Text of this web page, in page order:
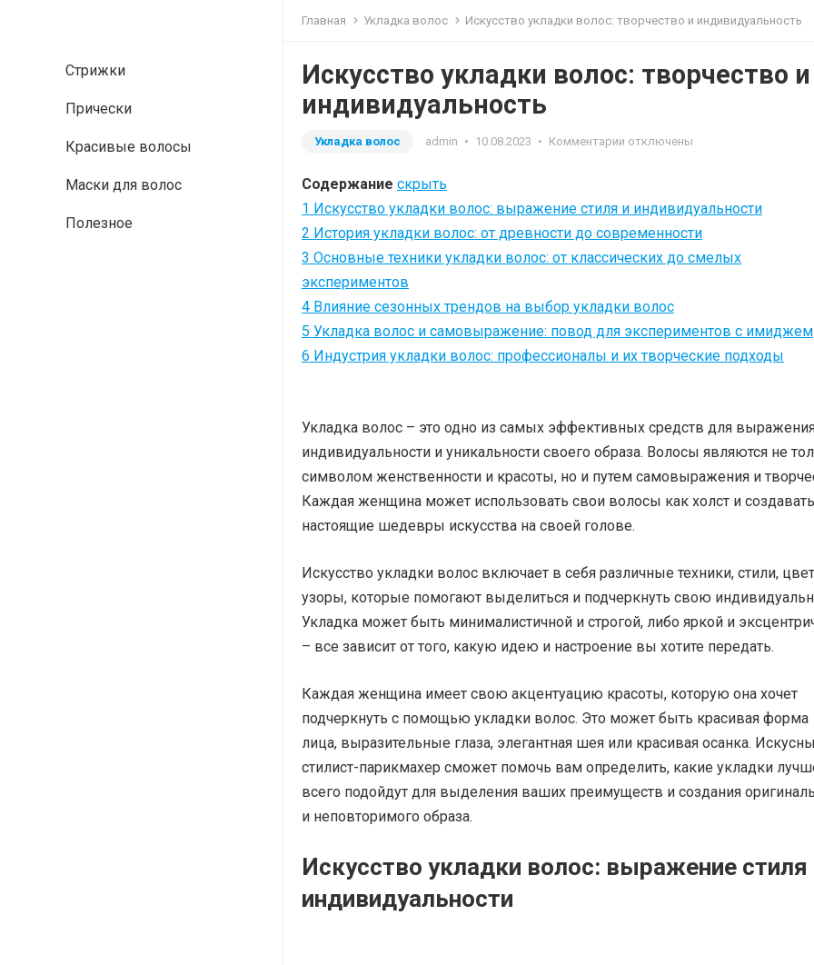
Стрижки
Прически
Красивые волосы
Маски для волос
Полезное
Главная Укладка волос Искусство укладки волос: творчество и индивидуальность
Искусство укладки волос: творчество и
индивидуальность
Укладка волос admin • 10.08.2023 • Комментарии отключены
Содержание скрыть
1 Искусство укладки волос: выражение стиля и индивидуальности
2 История укладки волос: от древности до современности
3 Основные техники укладки волос: от классических до смелых
экспериментов
4 Влияние сезонных трендов на выбор укладки волос
5 Укладка волос и самовыражение: повод для экспериментов с имиджем
6 Индустрия укладки волос: профессионалы и их творческие подходы
Укладка волос – это одно из самых эффективных средств для
индивидуальности и уникальности своего образа. Волосы являются не
символом женственности и красоты, но и путем самовыражения и
Каждая женщина может использовать свои волосы как холст и создавать
настоящие шедевры искусства на своей голове.
Искусство укладки волос включает в себя различные техники, стили,
узоры, которые помогают выделиться и подчеркнуть свою
Укладка может быть минималистичной и строгой, либо яркой и
– все зависит от того, какую идею и настроение вы хотите передать.
Каждая женщина имеет свою акцентуацию красоты, которую она хочет
подчеркнуть с помощью укладки волос. Это может быть красивая форма
лица, выразительные глаза, элегантная шея или красивая осанка.
стилист-парикмахер сможет помочь вам определить, какие укладки
всего подойдут для выделения ваших преимуществ и создания
и неповторимого образа.
Искусство укладки волос: выражение стиля
индивидуальности